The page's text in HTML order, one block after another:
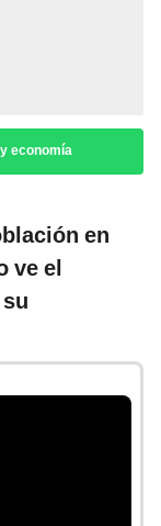
economía
en
ve el